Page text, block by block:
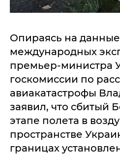
Опираясь на
международных
премьер-министра
госкомиссии по
авиакатастрофы
заявил, что сбитый
этапе полета в
пространстве
границах